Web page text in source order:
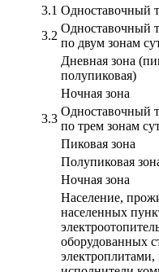
3.1 Одноставочный
3.2
Одноставочный
по двум зонам
Дневная зона
полупиковая)
Ночная зона
3.3
Одноставочный
по трем зонам
Пиковая зона
Полупиковая
Ночная зона
Население,
населенных
оборудованных